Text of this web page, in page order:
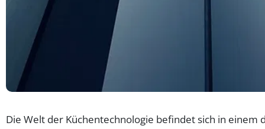
Die Welt der Küchentechnologie befindet sich in einem